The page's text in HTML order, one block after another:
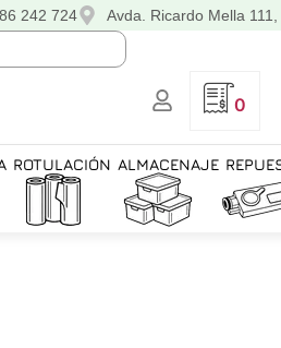
242 724 Avda. Ricardo Mella
0
ROTULACIÓN ALMACENAJE